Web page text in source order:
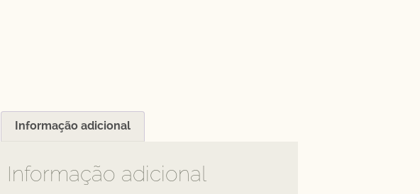
Informação adicional
Informação adicional